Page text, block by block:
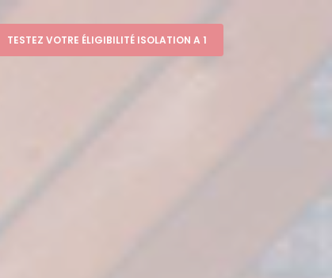
TESTEZ VOTRE ÉLIGIBILITÉ ISOLATION A 1